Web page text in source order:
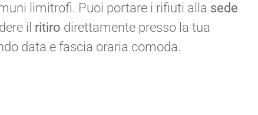
limitrofi. Puoi portare i rifiuti alla sede
il ritiro direttamente presso la tua
data e fascia oraria comoda.